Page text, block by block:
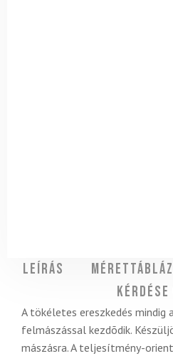
Leírás
Kérdése
A tökéletes ereszkedés mindig
felmászással kezdõdik.
mászásra. A teljesítmény-